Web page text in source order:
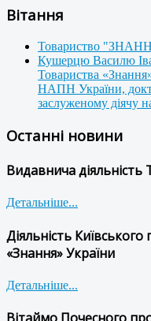
Вітання
Товариство
Кушерцю Василю
Товариства
НАПН України,
заслуженому діячу
Останні новини
Видавнича діяльність
Детальніше...
Діяльність
«Знання» України
Детальніше...